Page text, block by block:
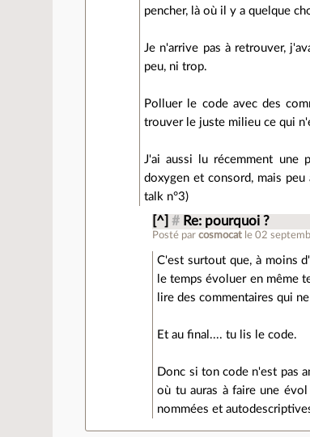
pencher, là où il y a quelque
Je n'arrive pas à retrouver,
peu, ni trop.
Polluer le code avec des
trouver le juste milieu ce qui
J'ai aussi lu récemment une
doxygen et consord, mais
talk n°3)
[^] # Re: pourquoi ?
Posté parcosmocat le 02
C'est surtout que, à moins
le temps évoluer en même
lire des commentaires qui
Et au final.... tu lis le code.
Donc si ton code n'est pas
où tu auras à faire une
nommées et